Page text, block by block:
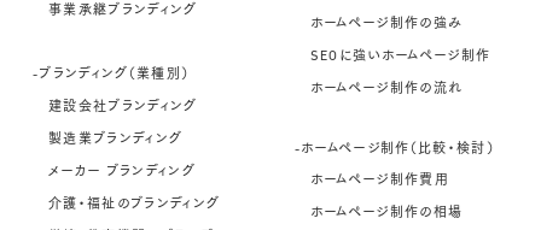
事業承継ブランディング
-ブランディング（業種別）
建設会社ブランディング
製造業ブランディング
メーカー ブランディング
介護・福祉のブランディング
ホームページ制作の強み
SEOに強いホームページ制作
ホームページ制作の流れ
-ホームページ制作（比較・検討）
ホームページ制作費用
ホームページ制作の相場